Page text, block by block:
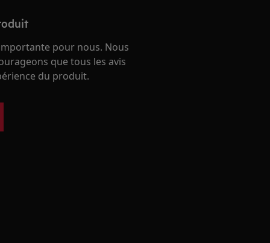
pour nous. Nous
que tous les avis
du produit.